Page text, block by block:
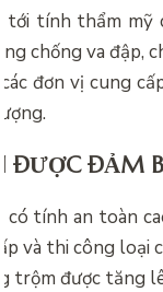
tới tính thẩm mỹ
chống va đập,
đơn vị cung
ĐƯỢC ĐẢM
có tính an toàn
và thi công loại
trộm được tăng